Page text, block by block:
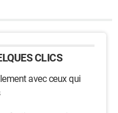
CLICS
avec ceux qui